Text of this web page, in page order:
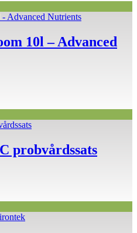
10l – Advanced
probvårdssats